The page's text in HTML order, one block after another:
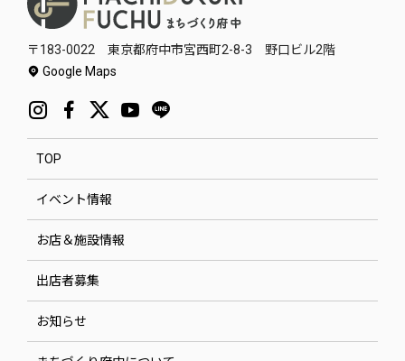
〒183-0022 東京都府中市宮西町2-8-3 野口ビル2階
Google Maps
TOP
イベント情報
お店＆施設情報
出店者募集
お知らせ